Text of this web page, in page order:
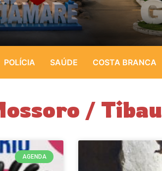
POLÍCIA SAÚDE COSTA BRANCA
/ Tibau
AGENDA